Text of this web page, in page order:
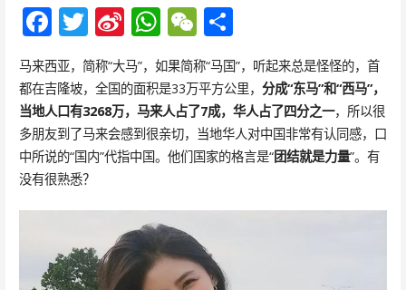
F
ac
e
b
o
o
k
T
w
itt
er
Si
n
a
W
ei
b
W
h
at
s
A
p
W
e
C
h
at
分
享
马来西亚，简称“大马”，如果简称“马国”，听起来总是怪怪的，首
都在吉隆坡，全国的面积是33万平方公里， 分成“东马”和“西马”，
当地人口有3268万，马来人占了7成，华人占了四分之一，所以很
多朋友到了马来会感到很亲切，当地华人对中国非常有认同感，口
中所说的“国内”代指中国。他们国家的格言是“团结就是力量”。有
没有很熟悉？